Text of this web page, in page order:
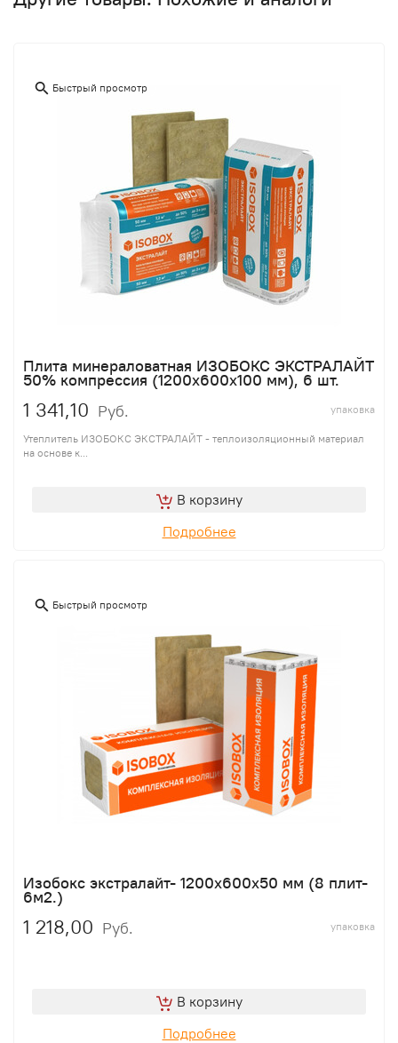
Быстрый просмотр
Плита минераловатная ИЗОБОКС ЭКСТРАЛАЙТ
50% компрессия (1200х600х100 мм), 6 шт.
1 341,10 Руб. упаковка
Утеплитель ИЗОБОКС ЭКСТРАЛАЙТ - теплоизоляционный материал
на основе к...
В корзину
Подробнее
Быстрый просмотр
Изобокс экстралайт- 1200х600х50 мм (8 плит-
6м2.)
1 218,00 Руб. упаковка
В корзину
Подробнее